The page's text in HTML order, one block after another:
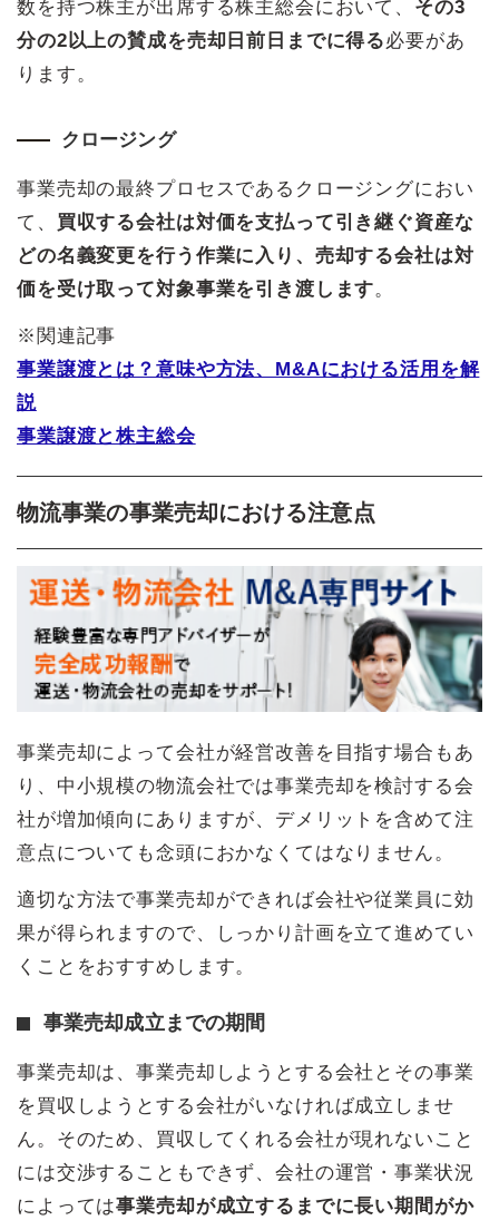
数を持つ株主が出席する株主総会において、 その3
分の2以上の賛成を売却日前日までに得る必要があ
ります。
クロージング
事業売却の最終プロセスであるクロージングにおい
て、 買収する会社は対価を支払って引き継ぐ資産な
どの名義変更を行う作業に入り、売却する会社は対
価を受け取って対象事業を引き渡します。
※関連記事
事業譲渡とは？意味や方法、M&Aにおける活用​を解
説
事業譲渡と株主総会
物流事業の事業売却における注意点
事業売却によって会社が経営改善を目指す場合もあ
り、中小規模の物流会社では事業売却を検討する会
社が増加傾向にありますが、デメリットを含めて注
意点についても念頭におかなくてはなりません。
適切な方法で事業売却ができれば会社や従業員に効
果が得られますので、しっかり計画を立て進めてい
くことをおすすめします。
事業売却成立までの期間
事業売却は、事業売却しようとする会社とその事業
を買収しようとする会社がいなければ成立しませ
ん。そのため、買収してくれる会社が現れないこと
には交渉することもできず、会社の運営・事業状況
によっては事業売却が成立するまでに長い期間がか